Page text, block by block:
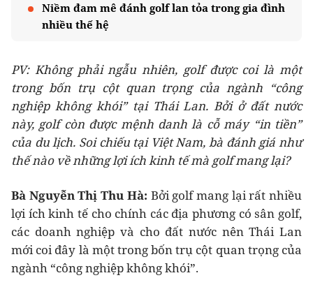
Niềm đam mê đánh golf lan tỏa trong gia đình
nhiều thế hệ
PV: Không phải ngẫu nhiên, golf được coi là một
trong bốn trụ cột quan trọng của ngành “công
nghiệp không khói” tại Thái Lan. Bởi ở đất nước
này, golf còn được mệnh danh là cỗ máy “in tiền”
của du lịch. Soi chiếu tại Việt Nam, bà đánh giá như
thế nào về những lợi ích kinh tế mà golf mang lại?
Bà Nguyễn Thị Thu Hà: Bởi golf mang lại rất nhiều
lợi ích kinh tế cho chính các địa phương có sân golf,
các doanh nghiệp và cho đất nước nên Thái Lan
mới coi đây là một trong bốn trụ cột quan trọng của
ngành “công nghiệp không khói”.